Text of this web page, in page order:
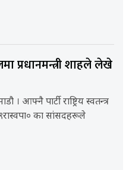
प्रधानमन्त्री शाहले लेखे
। आफ्नै पार्टी राष्ट्रिय स्वतन्त्र
९रास्वपा० का सांसदहरूले